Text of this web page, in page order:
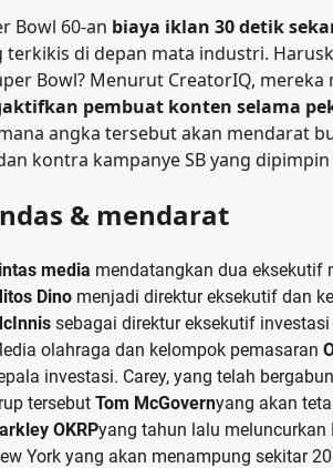
Bowl 60-an biaya iklan 30 detik
terkikis di depan mata industri.
Bowl? Menurut CreatorIQ,
pembuat konten selama
angka tersebut akan mendarat
kontra kampanye SB yang
& mendarat
media mendatangkan dua eksekutif
Dino menjadi direktur eksekutif dan
sebagai direktur eksekutif
olahraga dan kelompok pemasaran
investasi. Carey, yang telah
tersebut Tom McGovernyang akan
OKRPyang tahun lalu
York yang akan menampung sekitar